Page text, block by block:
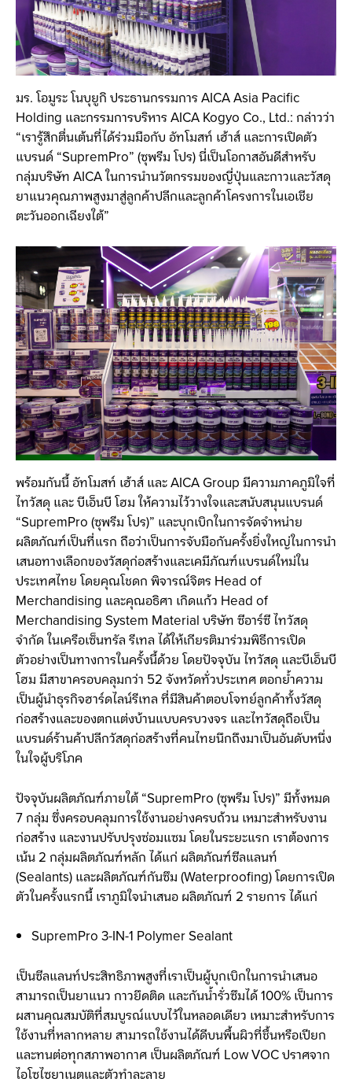
มร. โอมูระ โนบุยูกิ ประธานกรรมการ AICA Asia Pacific
Holding และกรรมการบริหาร AICA Kogyo Co., Ltd.: กล่าวว่า
“เรารู้สึกตื่นเต้นที่ได้ร่วมมือกับ อัทโมสท์ เฮ้าส์ และการเปิดตัว
แบรนด์ “SupremPro” (ซุพรีม โปร) นี่เป็นโอกาสอันดีสำหรับ
กลุ่มบริษัท AICA ในการนำนวัตกรรมของญี่ปุ่นและกาวและวัสดุ
ยาแนวคุณภาพสูงมาสู่ลูกค้าปลีกและลูกค้าโครงการในเอเชีย
ตะวันออกเฉียงใต้”
พร้อมกันนี้ อัทโมสท์ เฮ้าส์ และ AICA Group มีความภาคภูมิใจที่
ไทวัสดุ และ บีเอ็นบี โฮม ให้ความไว้วางใจและสนับสนุนแบรนด์
“SupremPro (ซุพรีม โปร)” และบุกเบิกในการจัดจำหน่าย
ผลิตภัณฑ์เป็นที่แรก ถือว่าเป็นการจับมือกันครั้งยิ่งใหญ่ในการนำ
เสนอทางเลือกของวัสดุก่อสร้างและเคมีภัณฑ์แบรนด์ใหม่ใน
ประเทศไทย โดยคุณโชดก พิจารณ์จิตร Head of
Merchandising และคุณอธิศา เกิดแก้ว Head of
Merchandising System Material บริษัท ซีอาร์ซี ไทวัสดุ
จำกัด ในเครือเซ็นทรัล รีเทล ได้ให้เกียรติมาร่วมพิธีการเปิด
ตัวอย่างเป็นทางการในครั้งนี้ด้วย โดยปัจจุบัน ไทวัสดุ และบีเอ็นบี
โฮม มีสาขาครอบคลุมกว่า 52 จังหวัดทั่วประเทศ ตอกย้ำความ
เป็นผู้นำธุรกิจฮาร์ดไลน์รีเทล ที่มีสินค้าตอบโจทย์ลูกค้าทั้งวัสดุ
ก่อสร้างและของตกแต่งบ้านแบบครบวงจร และไทวัสดุถือเป็น
แบรนด์ร้านค้าปลีกวัสดุก่อสร้างที่คนไทยนึกถึงมาเป็นอันดับหนึ่ง
ในใจผู้บริโภค
ปัจจุบันผลิตภัณฑ์ภายใต้ “SupremPro (ซุพรีม โปร)” มีทั้งหมด
7 กลุ่ม ซึ่งครอบคลุมการใช้งานอย่างครบถ้วน เหมาะสำหรับงาน
ก่อสร้าง และงานปรับปรุงซ่อมแซม โดยในระยะแรก เราต้องการ
เน้น 2 กลุ่มผลิตภัณฑ์หลัก ได้แก่ ผลิตภัณฑ์ซีลแลนท์
(Sealants) และผลิตภัณฑ์กันซึม (Waterproofing) โดยการเปิด
ตัวในครั้งแรกนี้ เราภูมิใจนำเสนอ ผลิตภัณฑ์ 2 รายการ ได้แก่
SupremPro 3-IN-1 Polymer Sealant
เป็นซีลแลนท์ประสิทธิภาพสูงที่เราเป็นผู้บุกเบิกในการนำเสนอ
สามารถเป็นยาแนว กาวยึดติด และกันน้ำรั่วซึมได้ 100% เป็นการ
ผสานคุณสมบัติที่สมบูรณ์แบบไว้ในหลอดเดียว เหมาะสำหรับการ
ใช้งานที่หลากหลาย สามารถใช้งานได้ดีบนพื้นผิวที่ชื้นหรือเปียก
และทนต่อทุกสภาพอากาศ เป็นผลิตภัณฑ์ Low VOC ปราศจาก
ไอโซไซยาเนตและตัวทำละลาย